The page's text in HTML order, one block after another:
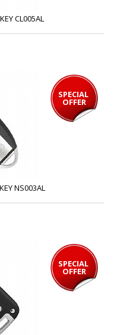
CL005AL
SPECIAL
OFFER
NS003AL
SPECIAL
OFFER